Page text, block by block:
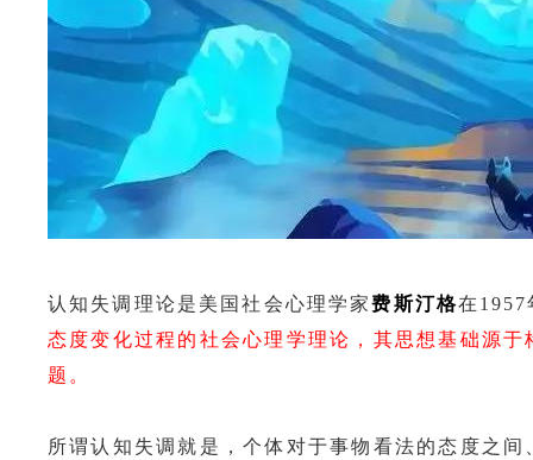
认知失调理论是美国社会心理学家费斯汀格在1957
态度变化过程的社会心理学理论，其思想基础源
题。
所谓认知失调就是，个体对于事物看法的态度之